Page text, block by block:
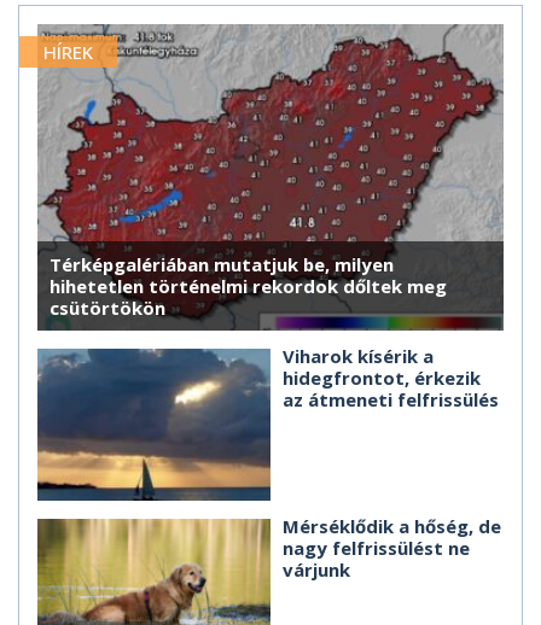
HÍREK
Térképgalériában mutatjuk be, milyen
hihetetlen történelmi rekordok dőltek meg
csütörtökön
Viharok kísérik a
hidegfrontot, érkezik
az átmeneti felfrissülés
Mérséklődik a hőség, de
nagy felfrissülést ne
várjunk